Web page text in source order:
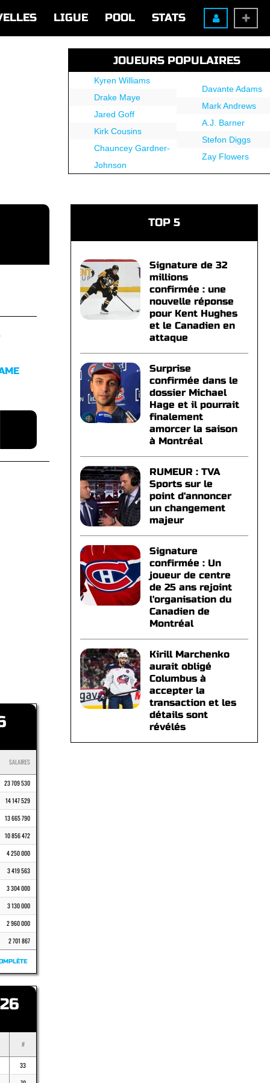
LIGUE POOL STATS
JOUEURS POPULAIRES
Kyren Williams
Drake Maye
Jared Goff
Kirk Cousins
Chauncey Gardner-
Johnson
Davante Adams
Mark Andrews
A.J. Barner
Stefon Diggs
Zay Flowers
SALAIRES
23 709 530
14 147 529
13 665 790
10 856 472
4 250 000
3 419 563
3 304 000
3 130 000
2 960 000
2 701 867
#
33
TOP 5
Signature de 32
millions
confirmée : une
nouvelle réponse
pour Kent Hughes
et le Canadien en
attaque
Surprise
confirmée dans le
dossier Michael
Hage et il pourrait
finalement
amorcer la saison
à Montréal
RUMEUR : TVA
Sports sur le
point d'annoncer
un changement
majeur
Signature
confirmée : Un
joueur de centre
de 25 ans rejoint
l'organisation du
Canadien de
Montréal
Kirill Marchenko
aurait obligé
Columbus à
accepter la
transaction et les
détails sont
révélés